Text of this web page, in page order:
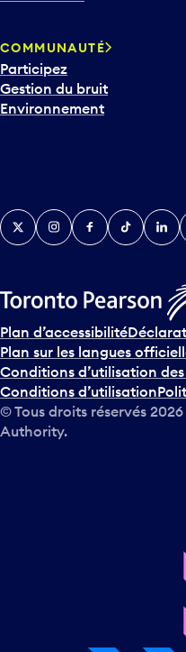
COMMUNAUTÉ
Participez
Gestion du bruit
Environnement
TwitterInstagramFacebook
TikTok
Plan d’accessibilité
Plan sur les langues
Conditions d’utilisation
Conditions d’utilisation
© Tous droits réservés 2026
Authority.